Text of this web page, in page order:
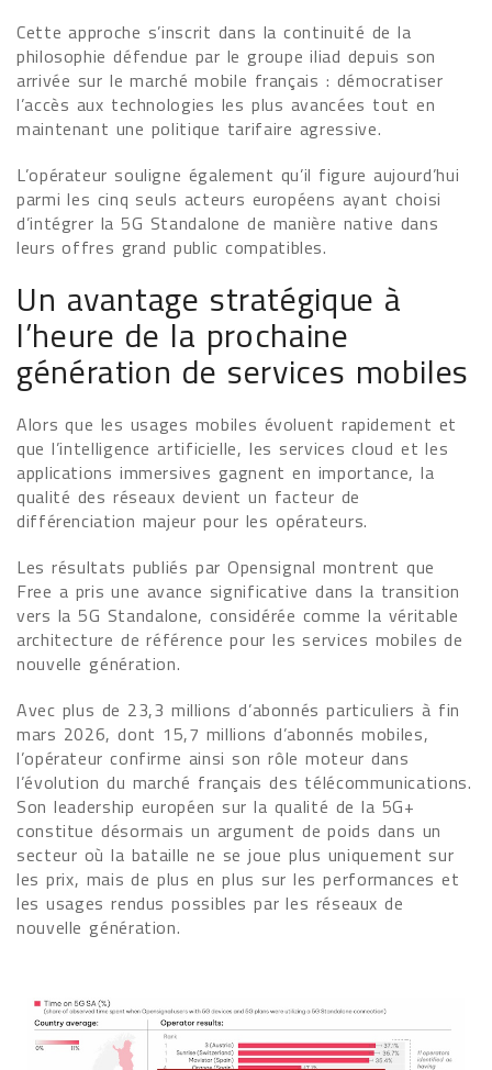
Cette approche s’inscrit dans la continuité de la
philosophie défendue par le groupe iliad depuis son
arrivée sur le marché mobile français : démocratiser
l’accès aux technologies les plus avancées tout en
maintenant une politique tarifaire agressive.
L’opérateur souligne également qu’il figure aujourd’hui
parmi les cinq seuls acteurs européens ayant choisi
d’intégrer la 5G Standalone de manière native dans
leurs offres grand public compatibles.
Un avantage stratégique à
l’heure de la prochaine
génération de services mobiles
Alors que les usages mobiles évoluent rapidement et
que l’intelligence artificielle, les services cloud et les
applications immersives gagnent en importance, la
qualité des réseaux devient un facteur de
différenciation majeur pour les opérateurs.
Les résultats publiés par Opensignal montrent que
Free a pris une avance significative dans la transition
vers la 5G Standalone, considérée comme la véritable
architecture de référence pour les services mobiles de
nouvelle génération.
Avec plus de 23,3 millions d’abonnés particuliers à fin
mars 2026, dont 15,7 millions d’abonnés mobiles,
l’opérateur confirme ainsi son rôle moteur dans
l’évolution du marché français des télécommunications.
Son leadership européen sur la qualité de la 5G+
constitue désormais un argument de poids dans un
secteur où la bataille ne se joue plus uniquement sur
les prix, mais de plus en plus sur les performances et
les usages rendus possibles par les réseaux de
nouvelle génération.